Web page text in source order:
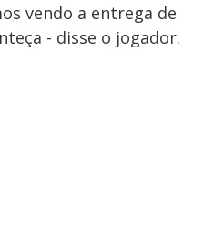
vendo a entrega de
- disse o jogador.